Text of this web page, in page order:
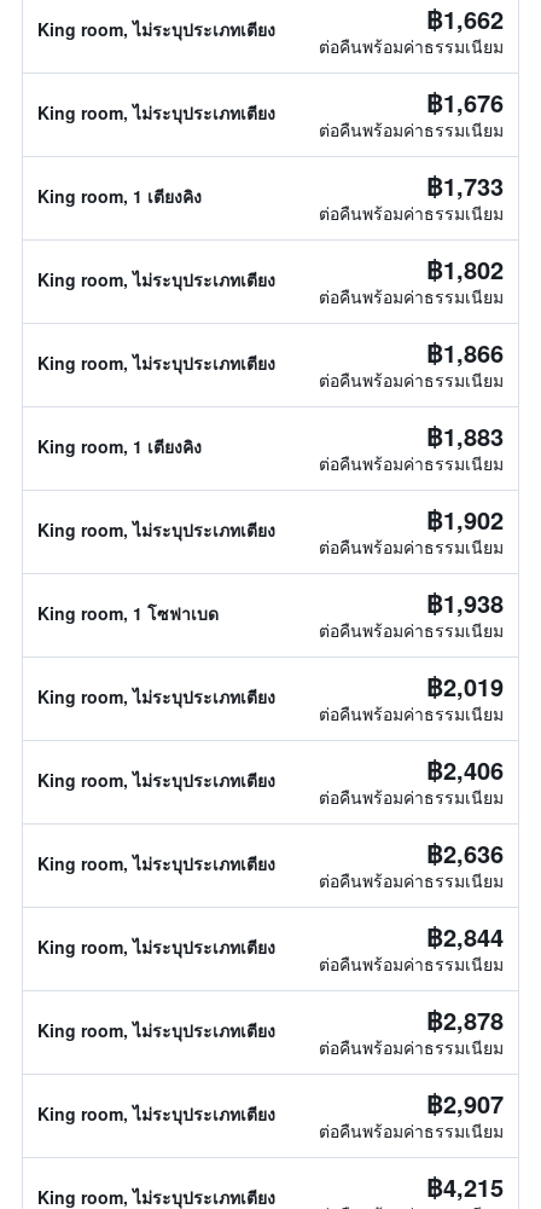
King room, ไม่ระบุประเภทเตียง ฿1,662
ต่อคืนพร้อมค่าธรรมเนียม
King room, ไม่ระบุประเภทเตียง ฿1,676
ต่อคืนพร้อมค่าธรรมเนียม
King room, 1 เตียงคิง ฿1,733
ต่อคืนพร้อมค่าธรรมเนียม
King room, ไม่ระบุประเภทเตียง ฿1,802
ต่อคืนพร้อมค่าธรรมเนียม
King room, ไม่ระบุประเภทเตียง ฿1,866
ต่อคืนพร้อมค่าธรรมเนียม
King room, 1 เตียงคิง ฿1,883
ต่อคืนพร้อมค่าธรรมเนียม
King room, ไม่ระบุประเภทเตียง ฿1,902
ต่อคืนพร้อมค่าธรรมเนียม
King room, 1 โซฟาเบด ฿1,938
ต่อคืนพร้อมค่าธรรมเนียม
King room, ไม่ระบุประเภทเตียง ฿2,019
ต่อคืนพร้อมค่าธรรมเนียม
King room, ไม่ระบุประเภทเตียง ฿2,406
ต่อคืนพร้อมค่าธรรมเนียม
King room, ไม่ระบุประเภทเตียง ฿2,636
ต่อคืนพร้อมค่าธรรมเนียม
King room, ไม่ระบุประเภทเตียง ฿2,844
ต่อคืนพร้อมค่าธรรมเนียม
King room, ไม่ระบุประเภทเตียง ฿2,878
ต่อคืนพร้อมค่าธรรมเนียม
King room, ไม่ระบุประเภทเตียง ฿2,907
ต่อคืนพร้อมค่าธรรมเนียม
King room, ไม่ระบุประเภทเตียง ฿4,215